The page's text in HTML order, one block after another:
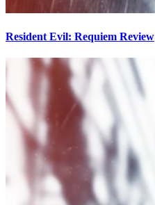
Resident Evil: Requiem Review